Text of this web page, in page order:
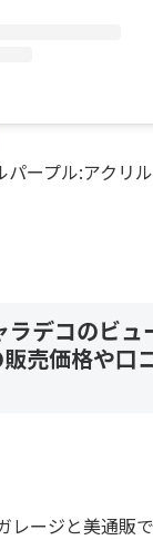
パープル:アクリ
ラデコのビュ
売価格や口
レージと美通販